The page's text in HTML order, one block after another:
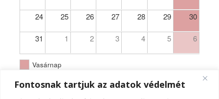
Fontosnak tartjuk az adatok védelmét
24 25 26 27 28 29 30
31 1 2 3 4 5 6
Vasárnap